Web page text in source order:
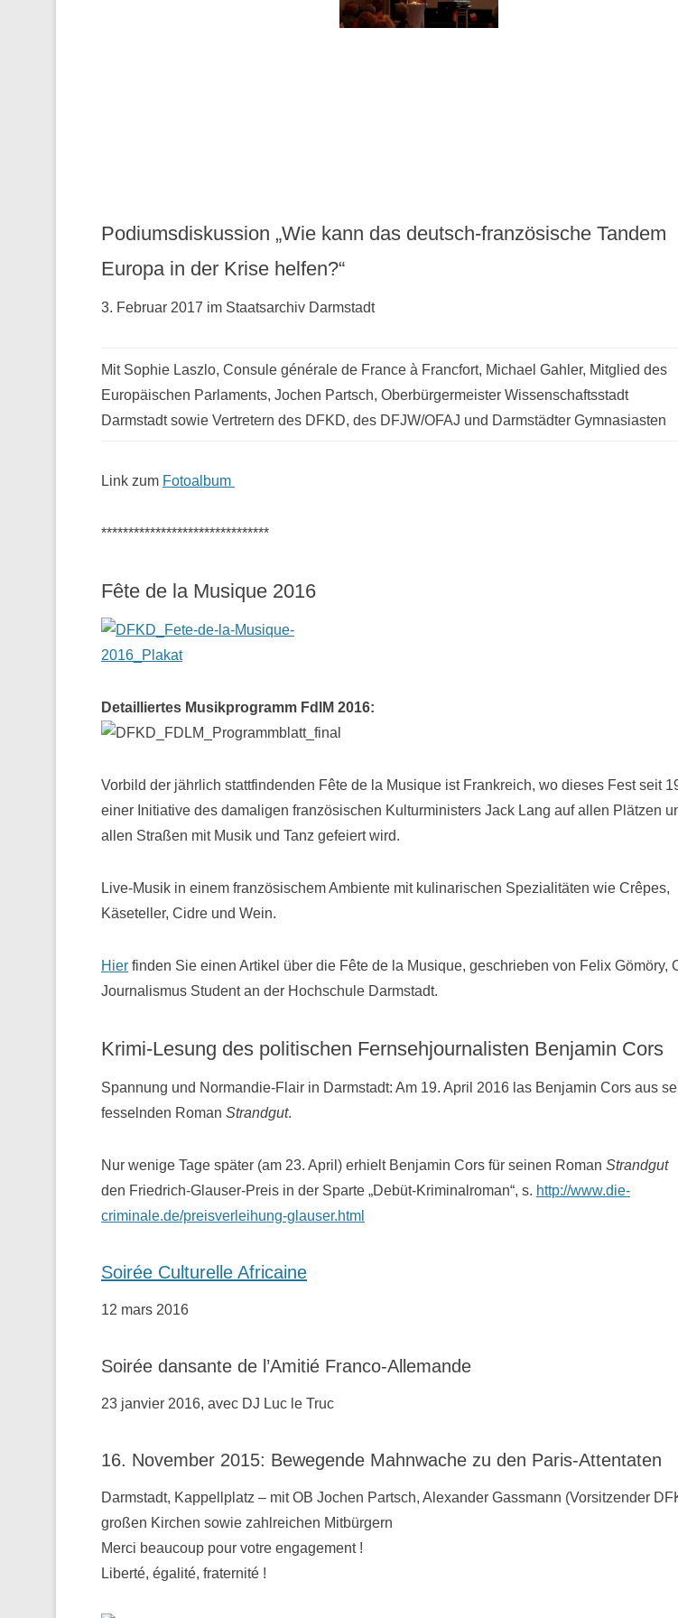
Podiumsdiskussion „Wie kann das deutsch-französische Tandem
Europa in der Krise helfen?“
3. Februar 2017 im Staatsarchiv Darmstadt
Mit Sophie Laszlo, Consule générale de France à Francfort, Michael Gahler, Mitglied des
Europäischen Parlaments, Jochen Partsch, Oberbürgermeister Wissenschaftsstadt
Darmstadt sowie Vertretern des DFKD, des DFJW/OFAJ und Darmstädter Gymnasiasten
Link zum Fotoalbum
*******************************
Fête de la Musique 2016
Detailliertes Musikprogramm FdlM 2016:
Vorbild der jährlich stattfindenden Fête de la Musique ist Frankreich, wo dieses Fest seit
einer Initiative des damaligen französischen Kulturministers Jack Lang auf allen Plätzen
allen Straßen mit Musik und Tanz gefeiert wird.
Live-Musik in einem französischem Ambiente mit kulinarischen Spezialitäten wie Crêpes,
Käseteller, Cidre und Wein.
Hier finden Sie einen Artikel über die Fête de la Musique, geschrieben von Felix Gömöry,
Journalismus Student an der Hochschule Darmstadt.
Krimi-Lesung des politischen Fernsehjournalisten Benjamin Cors
Spannung und Normandie-Flair in Darmstadt: Am 19. April 2016 las Benjamin Cors aus
fesselnden Roman Strandgut.
Nur wenige Tage später (am 23. April) erhielt Benjamin Cors für seinen Roman Strandgut
den Friedrich-Glauser-Preis in der Sparte „Debüt-Kriminalroman“, s. http://www.die-
criminale.de/preisverleihung-glauser.html
Soirée Culturelle Africaine
12 mars 2016
Soirée dansante de l’Amitié Franco-Allemande
23 janvier 2016, avec DJ Luc le Truc
16. November 2015: Bewegende Mahnwache zu den ‪Paris-Attentaten
Darmstadt, Kappellplatz – mit OB Jochen Partsch, Alexander Gassmann (Vorsitzender
großen Kirchen sowie zahlreichen Mitbürgern
Merci beaucoup pour votre engagement !
Liberté, égalité, fraternité !